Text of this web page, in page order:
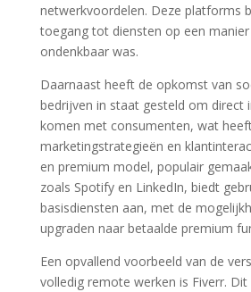
netwerkvoordelen. Deze platforms
toegang tot diensten op een
ondenkbaar was.
Daarnaast heeft de opkomst van
bedrijven in staat gesteld om direct
komen met consumenten, wat
marketingstrategieën en
en premium model, populair
zoals Spotify en LinkedIn, biedt
basisdiensten aan, met de
upgraden naar betaalde premium
Een opvallend voorbeeld van de
volledig remote werken is Fiverr.